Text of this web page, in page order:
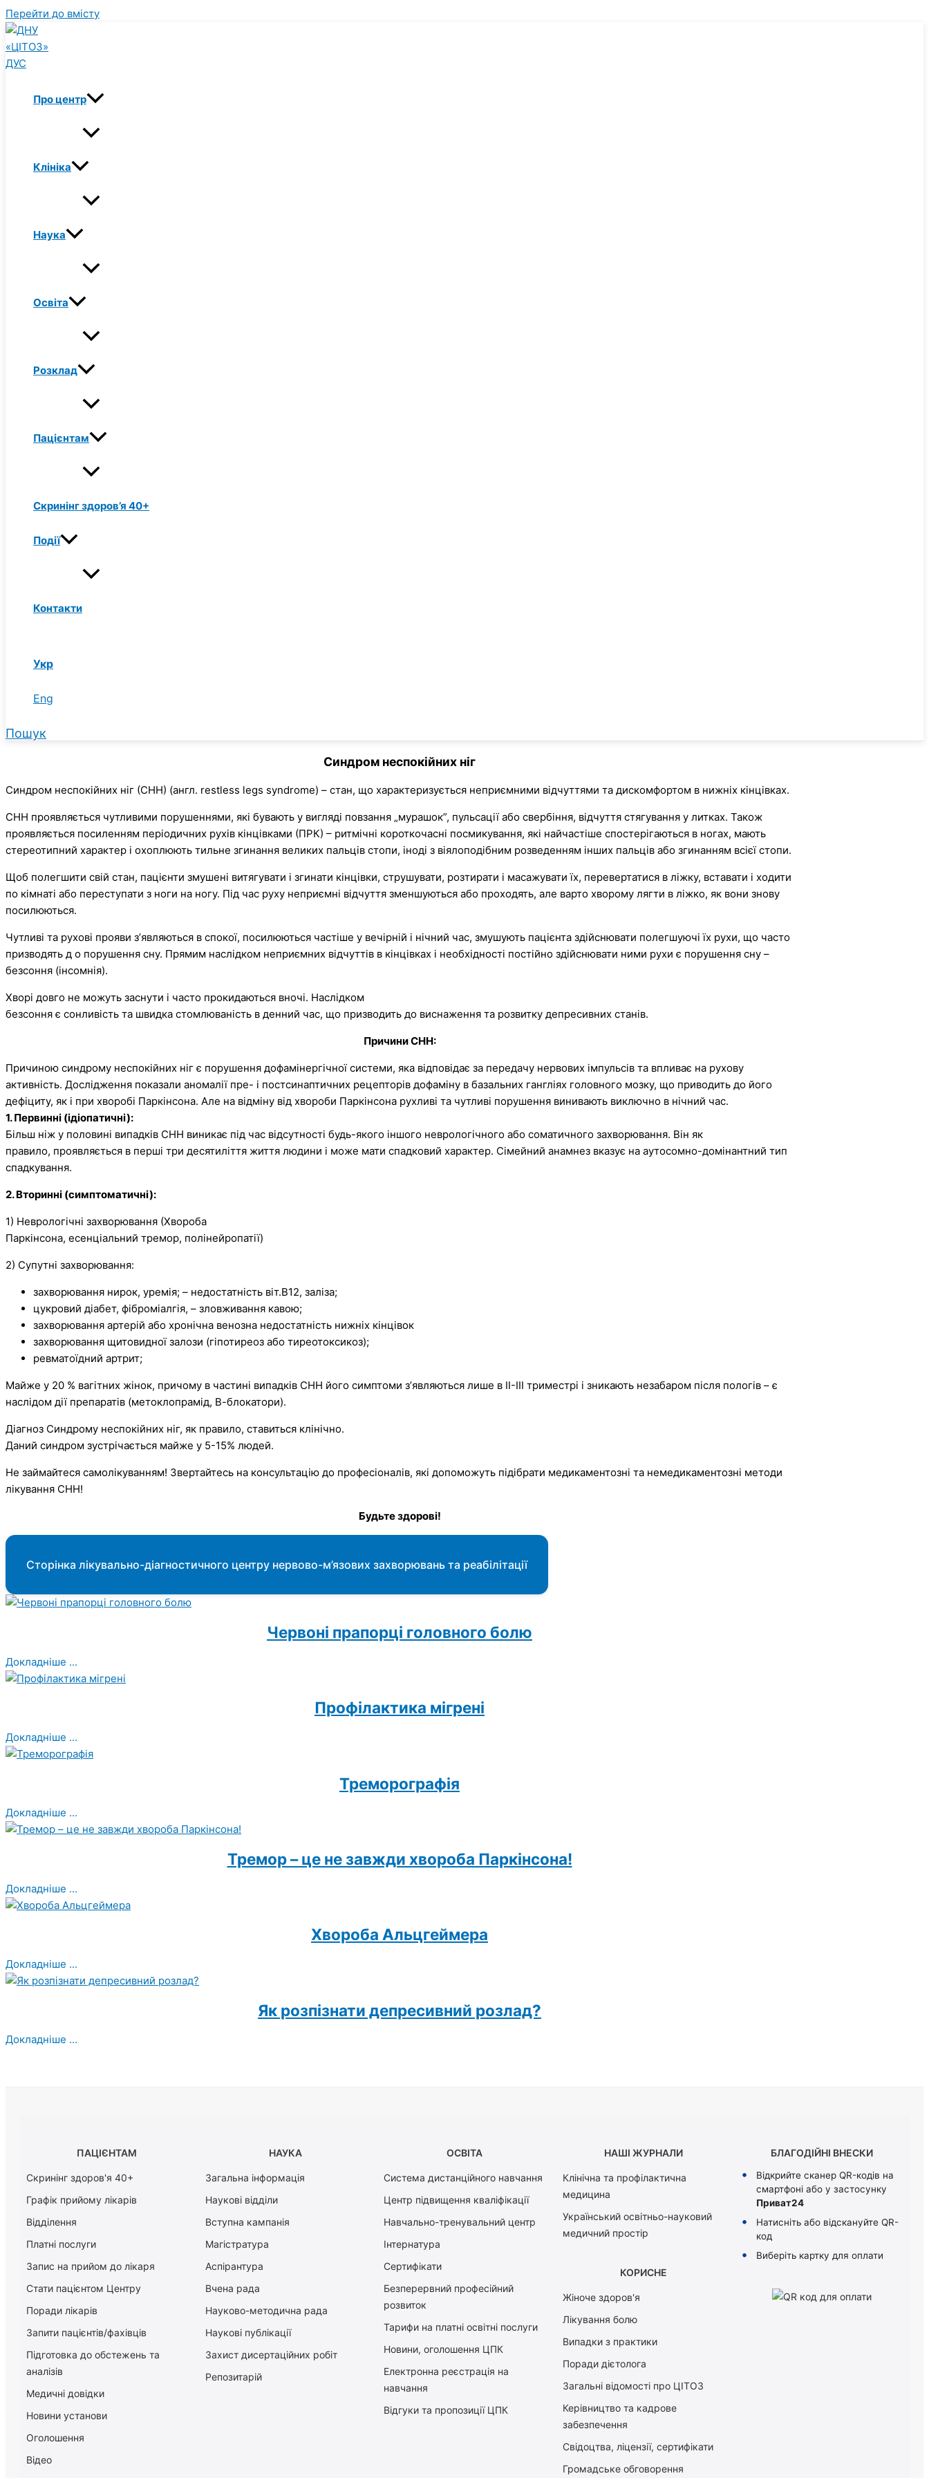
Перейти до вмісту
Про центр
Клініка
Наука
Освіта
Розклад
Пацієнтам
Скринінг здоров’я 40+
Події
Контакти
Укр
Eng
Пошук
Синдром неспокійних ніг
Синдром неспокійних ніг (СНН) (англ. restless legs syndrome) – стан, що характеризується неприємними відчуттями та дискомфортом в нижніх кінцівках.
СНН проявляється чутливими порушеннями, які бувають у вигляді повзання „мурашок”, пульсації або свербіння, відчуття стягування у литках. Також
проявляється посиленням періодичних рухів кінцівками (ПРК) – ритмічні короткочасні посмикування, які найчастіше спостерігаються в ногах, мають
стереотипний характер і охоплюють тильне згинання великих пальців стопи, іноді з віялоподібним розведенням інших пальців або згинанням всієї стопи.
Щоб полегшити свій стан, пацієнти змушені витягувати і згинати кінцівки, струшувати, розтирати і масажувати їх, перевертатися в ліжку, вставати і ходити
по кімнаті або переступати з ноги на ногу. Під час руху неприємні відчуття зменшуються або проходять, але варто хворому лягти в ліжко, як вони знову
посилюються.
Чутливі та рухові прояви зʼявляються в спокої, посилюються частіше у вечірній і нічний час, змушують пацієнта здійснювати полегшуючі їх рухи, що часто
призводять д о порушення сну. Прямим наслідком неприємних відчуттів в кінцівках і необхідності постійно здійснювати ними рухи є порушення сну –
безсоння (інсомнія).
Хворі довго не можуть заснути і часто прокидаються вночі. Наслідком
безсоння є сонливість та швидка стомлюваність в денний час, що призводить до виснаження та розвитку депресивних станів.
Причини СНН:
Причиною синдрому неспокійних ніг є порушення дофамінергічної системи, яка відповідає за передачу нервових імпульсів та впливає на рухову
активність. Дослідження показали аномалії пре- і постсинаптичних рецепторів дофаміну в базальних гангліях головного мозку, що приводить до його
дефіциту, як і при хворобі Паркінсона. Але на відміну від хвороби Паркінсона рухливі та чутливі порушення винивають виключно в нічний час.
1. Первинні (ідіопатичні):
Більш ніж у половині випадків СНН виникає під час відсутності будь-якого іншого неврологічного або соматичного захворювання. Він як
правило, проявляється в перші три десятиліття життя людини і може мати спадковий характер. Сімейний анамнез вказує на аутосомно-домінантний тип
спадкування.
2. Вторинні (симптоматичні):
1) Неврологічні захворювання (Хвороба
Паркінсона, есенціальний тремор, полінейропатії)
2) Супутні захворювання:
захворювання нирок, уремія; – недостатність віт.В12, заліза;
цукровий діабет, фіброміалгія, – зловживання кавою;
захворювання артерій або хронічна венозна недостатність нижніх кінцівок
захворювання щитовидної залози (гіпотиреоз або тиреотоксикоз);
ревматоїдний артрит;
Майже у 20 % вагітних жінок, причому в частині випадків СНН його симптоми зʼявляються лише в II-III триместрі і зникають незабаром після пологів – є
наслідом дії препаратів (метоклопрамід, В-блокатори).
Діагноз Синдрому неспокійних ніг, як правило, ставиться клінічно.
Даний синдром зустрічається майже у 5-15% людей.
Не займайтеся самолікуванням! Звертайтесь на консультацію до професіоналів, які допоможуть підібрати медикаментозні та немедикаментозні методи
лікування CHH!
Будьте здорові!
Сторінка лікувально-діагностичного центру нервово-м’язових захворювань та реабілітації
Червоні прапорці головного болю
Докладніше ...
Профілактика мігрені
Докладніше ...
Треморографія
Докладніше ...
Тремор – це не завжди хвороба Паркінсона!
Докладніше ...
Хвороба Альцгеймера
Докладніше ...
Як розпізнати депресивний розлад?
Докладніше ...
ПАЦІЄНТАМ
Скринінг здоров'я 40+
Графік прийому лікарів
Відділення
Платні послуги
Запис на прийом до лікаря
Стати пацієнтом Центру
Поради лікарів
Запити пацієнтів/фахівців
Підготовка до обстежень та
аналізів
Медичні довідки
Новини установи
Оголошення
Відео
НАУКА
Загальна інформація
Наукові відділи
Вступна кампанія
Магістратура
Аспірантура
Вчена рада
Науково-методична рада
Наукові публікації
Захист дисертаційних робіт
Репозитарій
ОСВІТА
Система дистанційного навчання
Центр підвищення кваліфікації
Навчально-тренувальний центр
Інтернатура
Сертифікати
Безперервний професійний
розвиток
Тарифи на платні освітні послуги
Новини, оголошення ЦПК
Електронна реєстрація на
навчання
Відгуки та пропозиції ЦПК
НАШІ ЖУРНАЛИ
Клінічна та профілактична
медицина
Український освітньо-науковий
медичний простір
КОРИСНЕ
Жіноче здоров'я
Лікування болю
Випадки з практики
Поради дієтолога
Загальні відомості про ЦІТОЗ
Керiвництво та кадрове
забезпечення
Свідоцтва, ліцензії, сертифікати
Громадське обговорення
БЛАГОДІЙНІ ВНЕСКИ
Відкрийте сканер QR-кодів на
смартфоні або у застосунку
Приват24
Натисніть або відскануйте QR-
код
Виберіть картку для оплати